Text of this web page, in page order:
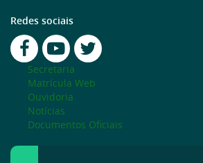
Redes sociais
Secretaria
Matrícula Web
Ouvidoria
Notícias
Documentos Oficiais